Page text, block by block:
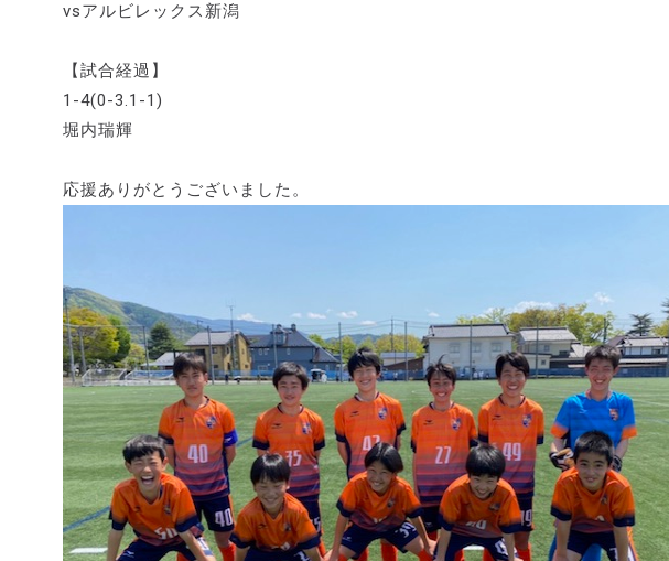
vsアルビレックス新潟
【試合経過】
1-4(0-3.1-1)
堀内瑞輝
応援ありがとうございました。